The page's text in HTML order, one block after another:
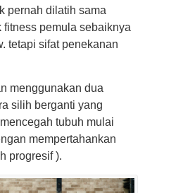
pernah dilatih sama
fitness pemula sebaiknya
tetapi sifat penekanan
menggunakan dua
silih berganti yang
tubuh mulai
mempertahankan
progresif ).